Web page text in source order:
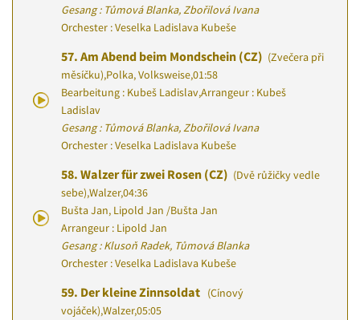
Gesang : Tůmová Blanka, Zbořilová Ivana
Orchester : Veselka Ladislava Kubeše
57. Am Abend beim Mondschein (CZ) (Zvečera při
měsíčku),Polka, Volksweise,01:58
Bearbeitung : Kubeš Ladislav,Arrangeur : Kubeš
Ladislav
Gesang : Tůmová Blanka, Zbořilová Ivana
Orchester : Veselka Ladislava Kubeše
58. Walzer für zwei Rosen (CZ) (Dvě růžičky vedle
sebe),Walzer,04:36
Bušta Jan, Lipold Jan /Bušta Jan
Arrangeur : Lipold Jan
Gesang : Klusoň Radek, Tůmová Blanka
Orchester : Veselka Ladislava Kubeše
59. Der kleine Zinnsoldat (Cínový
vojáček),Walzer,05:05